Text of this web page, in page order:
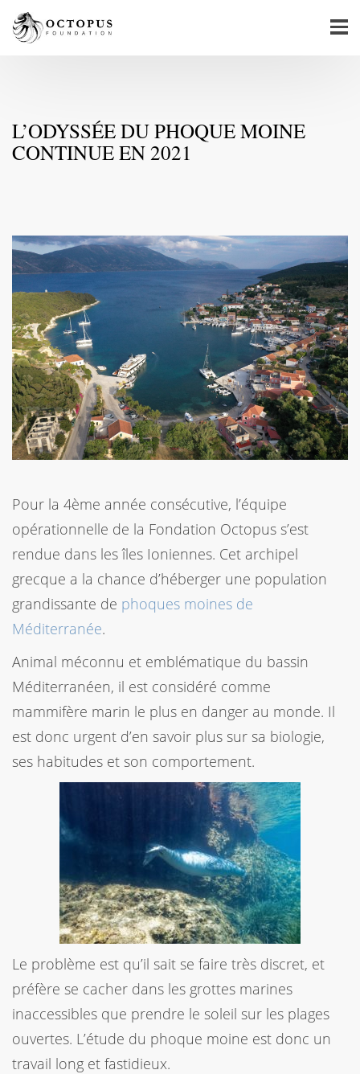
L’ODYSSÉE DU PHOQUE MOINE
CONTINUE EN 2021
Pour la 4ème année consécutive, l’équipe
opérationnelle de la Fondation Octopus s’est
rendue dans les îles Ioniennes. Cet archipel
grecque a la chance d’héberger une population
grandissante de phoques moines de
Méditerranée.
Animal méconnu et emblématique du bassin
Méditerranéen, il est considéré comme
mammifère marin le plus en danger au monde. Il
est donc urgent d’en savoir plus sur sa biologie,
ses habitudes et son comportement.
Le problème est qu’il sait se faire très discret, et
préfère se cacher dans les grottes marines
inaccessibles que prendre le soleil sur les plages
ouvertes. L’étude du phoque moine est donc un
travail long et fastidieux.